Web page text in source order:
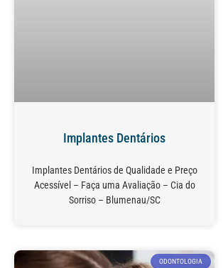
Implantes Dentários
Implantes Dentários de Qualidade e Preço
Acessível – Faça uma Avaliação – Cia do
Sorriso – Blumenau/SC
ODONTOLOGIA